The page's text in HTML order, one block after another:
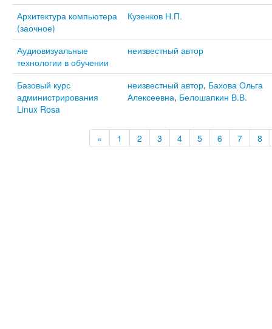
Архитектура компьютера
(заочное)
Кузенков Н.П.
Аудиовизуальные
технологии в обучении
неизвестный автор
Базовый курс
администрирования
Linux Rosa
неизвестный автор, Бахова Ольга
Алексеевна, Белошапкин В.В.
« 1 2 3 4 5 6 7 8